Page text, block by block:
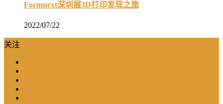
Formnext深圳展3D打印发现之旅
2022/07/22
关注